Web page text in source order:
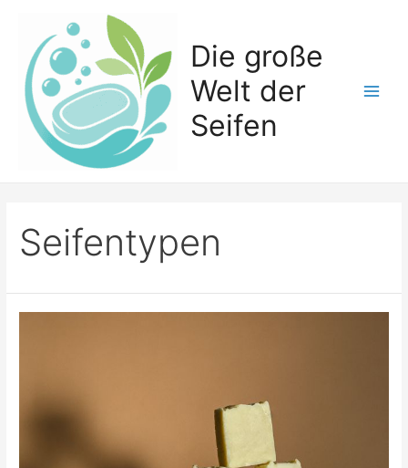
springen
Die große
Welt der
Seifen
Seifentypen